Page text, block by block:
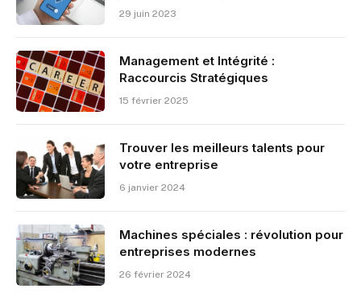
29 juin 2023
Management et Intégrité :
Raccourcis Stratégiques
15 février 2025
Trouver les meilleurs talents pour
votre entreprise
6 janvier 2024
Machines spéciales : révolution pour
entreprises modernes
26 février 2024